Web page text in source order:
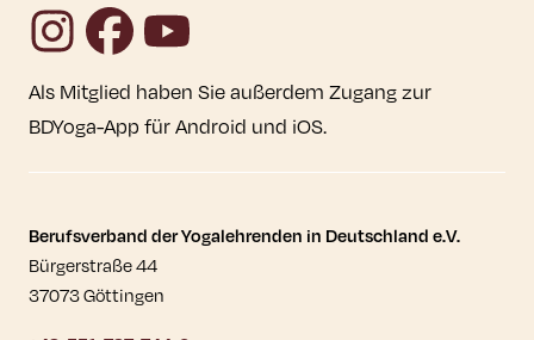
InstagramFacebookYouTube
Als Mitglied haben Sie außerdem Zugang zur
BDYoga-App für Android und iOS.
Kontaktdaten und weitere Links
Berufsverband der Yogalehrenden in Deutschland e.V.
Bürgerstraße 44
37073 Göttingen